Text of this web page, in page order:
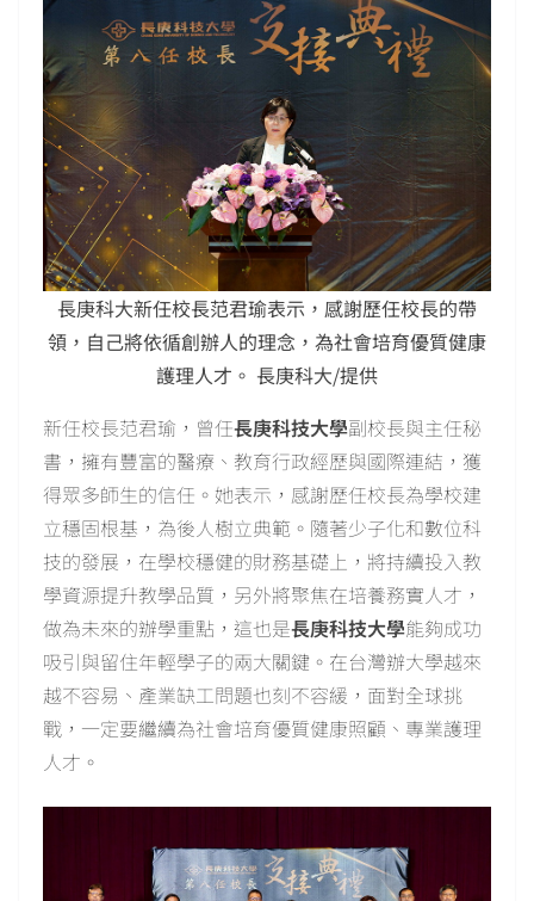
長庚科大新任校長范君瑜表示，感謝歷任校長的帶
領，自己將依循創辦人的理念，為社會培育優質健康
護理人才。 長庚科大/提供
新任校長范君瑜，曾任長庚科技大學副校長與主任秘
書，擁有豐富的醫療、教育行政經歷與國際連結，獲
得眾多師生的信任。她表示，感謝歷任校長為學校建
立穩固根基，為後人樹立典範。隨著少子化和數位科
技的發展，在學校穩健的財務基礎上，將持續投入教
學資源提升教學品質，另外將聚焦在培養務實人才，
做為未來的辦學重點，這也是長庚科技大學能夠成功
吸引與留住年輕學子的兩大關鍵。在台灣辦大學越來
越不容易、產業缺工問題也刻不容緩，面對全球挑
戰，一定要繼續為社會培育優質健康照顧、專業護理
人才。